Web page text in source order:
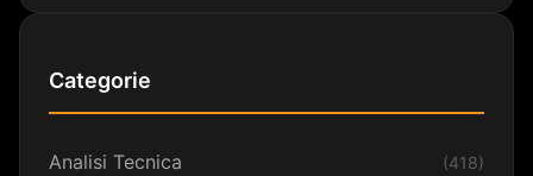
Categorie
Analisi Tecnica (418)